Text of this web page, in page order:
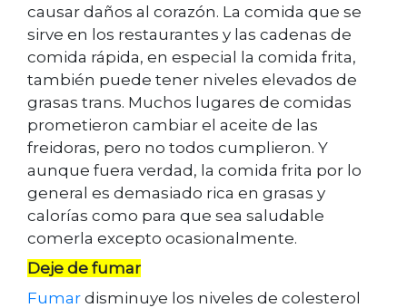
causar daños al corazón. La comida que se
sirve en los restaurantes y las cadenas de
comida rápida, en especial la comida frita,
también puede tener niveles elevados de
grasas trans. Muchos lugares de comidas
prometieron cambiar el aceite de las
freidoras, pero no todos cumplieron. Y
aunque fuera verdad, la comida frita por lo
general es demasiado rica en grasas y
calorías como para que sea saludable
comerla excepto ocasionalmente.
Deje de fumar
Fumar disminuye los niveles de colesterol